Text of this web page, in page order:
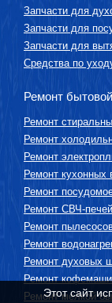
Запчасти для
Запчасти для
Запчасти для
Средства по
Ремонт
Ремонт
Ремонт
Ремонт
Ремонт кухонных
Ремонт
Ремонт СВЧ-печей
Ремонт
Ремонт
Ремонт духовых
Ремонт
Ремонт мелкой
Этот сайт